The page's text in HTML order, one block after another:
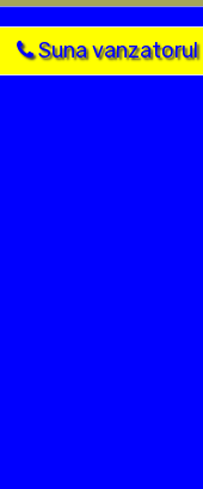
Suna vanzatorul